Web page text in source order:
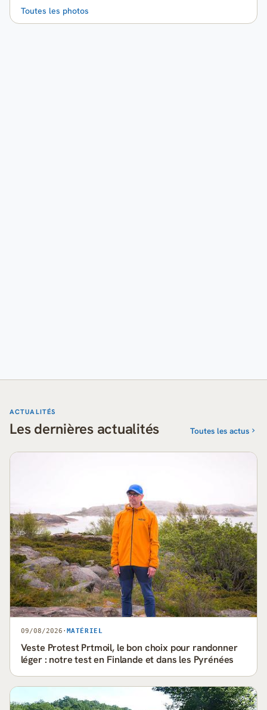
Toutes les photos
ACTUALITÉS
Les dernières actualités Toutes les actus
09/08/2026 · MATÉRIEL
Veste Protest Prtmoil, le bon choix pour randonner
léger : notre test en Finlande et dans les Pyrénées